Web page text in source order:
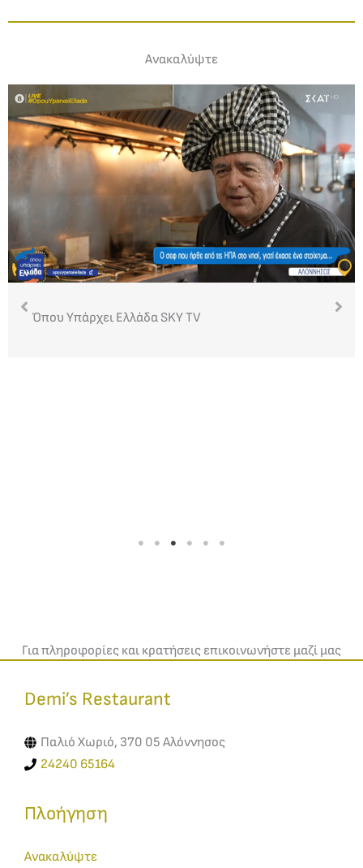
Ανακαλύψτε
Όπου Υπάρχει Ελλάδα SKY TV
Για πληροφορίες και κρατήσεις επικοινωνήστε μαζί μας
Demi’s Restaurant​
Παλιό Χωριό, 370 05 Αλόννησος
24240 65164
Πλοήγηση
Ανακαλύψτε